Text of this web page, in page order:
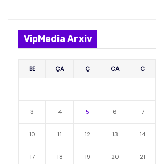
VipMedia Arxiv
BE ÇA Ç CA C
3 4 5 6 7
10 11 12 13 14
17 18 19 20 21